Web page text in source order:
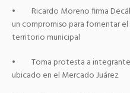
• Ricardo Moreno firma
un compromiso para fomentar
territorio municipal
• Toma protesta a
ubicado en el Mercado Juárez